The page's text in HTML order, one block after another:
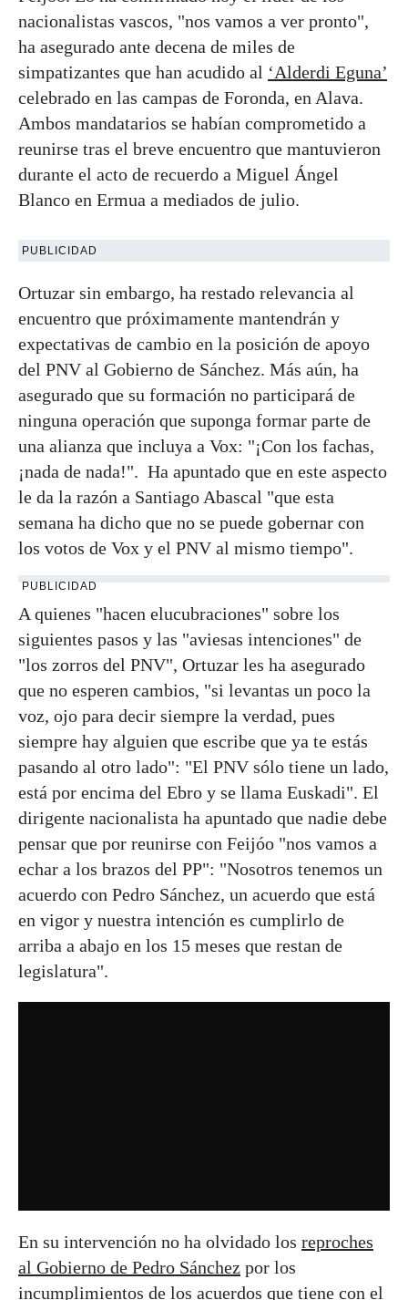
nacionalistas vascos, "nos vamos a ver pronto",
ha asegurado ante decena de miles de
simpatizantes que han acudido al ‘Alderdi Eguna’
celebrado en las campas de Foronda, en Alava.
Ambos mandatarios se habían comprometido a
reunirse tras el breve encuentro que mantuvieron
durante el acto de recuerdo a Miguel Ángel
Blanco en Ermua a mediados de julio.
PUBLICIDAD
Ortuzar sin embargo, ha restado relevancia al
encuentro que próximamente mantendrán y
expectativas de cambio en la posición de apoyo
del PNV al Gobierno de Sánchez. Más aún, ha
asegurado que su formación no participará de
ninguna operación que suponga formar parte de
una alianza que incluya a Vox: "¡Con los fachas,
¡nada de nada!". Ha apuntado que en este aspecto
le da la razón a Santiago Abascal "que esta
semana ha dicho que no se puede gobernar con
los votos de Vox y el PNV al mismo tiempo".
PUBLICIDAD
A quienes "hacen elucubraciones" sobre los
siguientes pasos y las "aviesas intenciones" de
"los zorros del PNV", Ortuzar les ha asegurado
que no esperen cambios, "si levantas un poco la
voz, ojo para decir siempre la verdad, pues
siempre hay alguien que escribe que ya te estás
pasando al otro lado": "El PNV sólo tiene un lado,
está por encima del Ebro y se llama Euskadi". El
dirigente nacionalista ha apuntado que nadie debe
pensar que por reunirse con Feijóo "nos vamos a
echar a los brazos del PP": "Nosotros tenemos un
acuerdo con Pedro Sánchez, un acuerdo que está
en vigor y nuestra intención es cumplirlo de
arriba a abajo en los 15 meses que restan de
legislatura".
En su intervención no ha olvidado los reproches
al Gobierno de Pedro Sánchez por los
incumplimientos de los acuerdos que tiene con el